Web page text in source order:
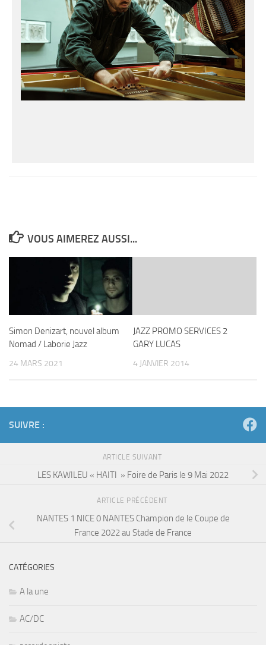
VOUS AIMEREZ AUSSI...
Simon Denizart, nouvel album
Nomad / Laborie Jazz
24 MARS 2021
JAZZ PROMO SERVICES 2
GARY LUCAS
4 JANVIER 2014
SUIVRE :
ARTICLE SUIVANT
LES KAWILEU « HAITI » Foire de Paris le 9 Mai 2022
ARTICLE PRÉCÉDENT
NANTES 1 NICE 0 NANTES Champion de le Coupe de
France 2022 au Stade de France
CATÉGORIES
A la une
AC/DC